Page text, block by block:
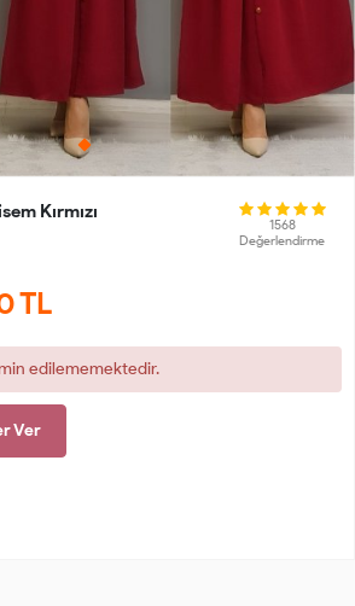
Kırmızı
1568
Değerlendirme
TL
edilememektedir.
Ver